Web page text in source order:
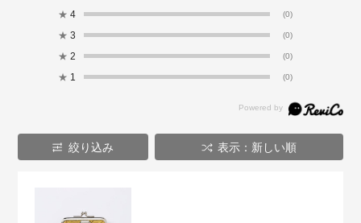
★ 4 (0)
★ 3 (0)
★ 2 (0)
★ 1 (0)
絞り込み 表示：新しい順